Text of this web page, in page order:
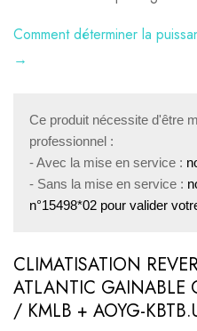
Comment déterminer la
→
Ce produit nécessite d'être
professionnel :
- Avec la mise en service :
- Sans la mise en service :
n°15498*02 pour valider
CLIMATISATION
ATLANTIC GAINABLE
/ KMLB + AOYG-